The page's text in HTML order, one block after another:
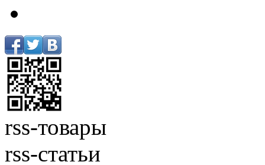
rss-товары
rss-статьи